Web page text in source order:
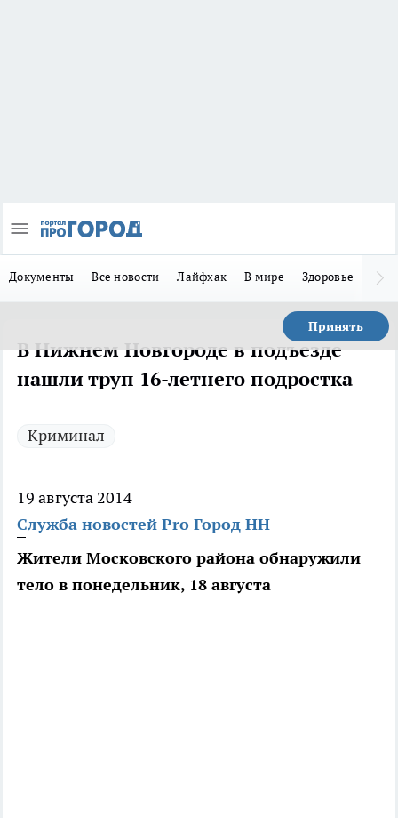
Документы Все новости Лайфхак В мире Здоровье
Принять
В Нижнем Новгороде в подъезде
нашли труп 16-летнего подростка
Криминал
19 августа 2014
Служба новостей Pro Город НН
Жители Московского района обнаружили
тело в понедельник, 18 августа